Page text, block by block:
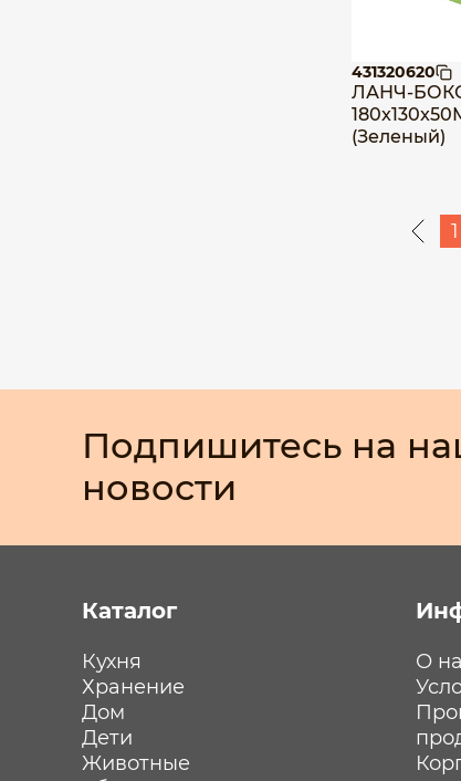
431320620
ЛАНЧ-
(Зеленый)
1
Подпишитесь на
новости
Каталог
Кухня
Хранение
Дом
Дети
Животные
О